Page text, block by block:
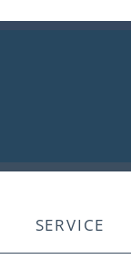
SERVICE